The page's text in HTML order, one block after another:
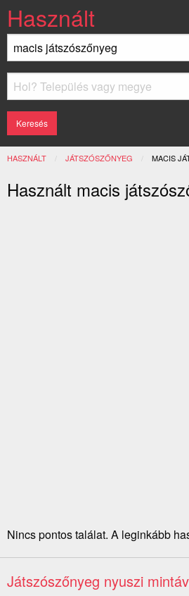
Használt
HASZNÁLT JÁTSZÓSZŐNYEG MACIS
Használt macis
Nincs pontos találat. A leginkább
Játszószőnyeg nyuszi